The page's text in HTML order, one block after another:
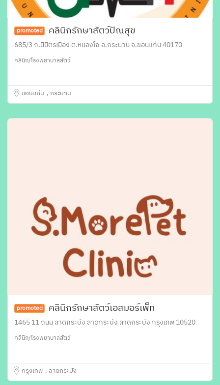
promoted คลินิกรักษาสัตว์ปัณสุข
685/3 ถ.นิมิตรเมือง ต.หนองโก อ.กระนวน จ.ขอนแก่น 40170
คลินิก/โรงพยาบาลสัตว์
ขอนแก่น กระนวน
promoted คลินิกรักษาสัตว์เอสมอร์เพ็ท
1465 11 ถนน ลาดกระบัง ลาดกระบัง ลาดกระบัง กรุงเทพ 10520
คลินิก/โรงพยาบาลสัตว์
กรุงเทพ ลาดกระบัง